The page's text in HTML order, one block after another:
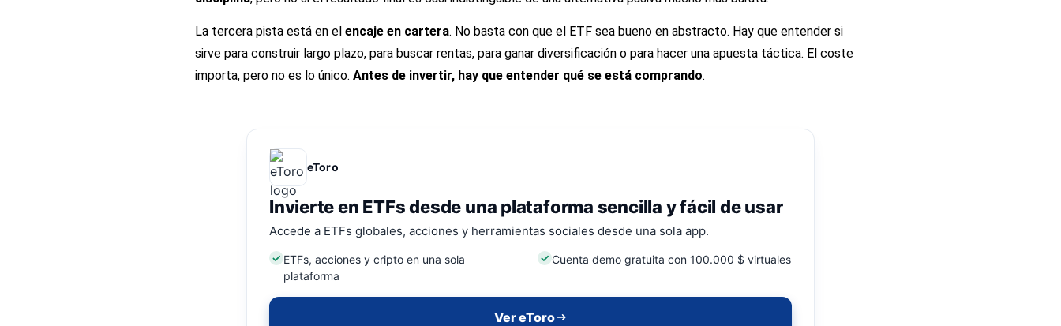
La tercera pista está en el encaje en cartera. No basta con que el ETF sea bueno en abstracto. Hay que entender si
sirve para construir largo plazo, para buscar rentas, para ganar diversificación o para hacer una apuesta táctica. El coste
importa, pero no es lo único. Antes de invertir, hay que entender qué se está comprando.
eToro
Invierte en ETFs desde una plataforma sencilla y fácil de usar
Accede a ETFs globales, acciones y herramientas sociales desde una sola app.
ETFs, acciones y cripto en una sola
plataforma
Cuenta demo gratuita con 100.000 $ virtuales
Ver eToro